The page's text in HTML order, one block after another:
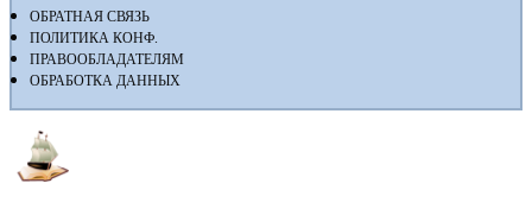
ОБРАТНАЯ СВЯЗЬ
ПОЛИТИКА КОНФ.
ПРАВООБЛАДАТЕЛЯМ
ОБРАБОТКА ДАННЫХ